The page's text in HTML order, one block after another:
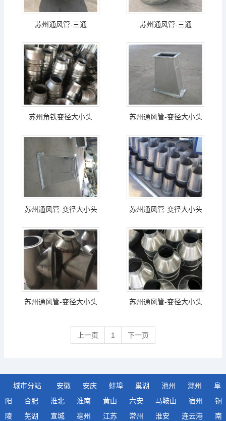
苏州通风管-三通 苏州通风管-三通
苏州角铁变径大小头 苏州通风管-变径大小头
苏州通风管-变径大小头 苏州通风管-变径大小头
苏州通风管-变径大小头 苏州通风管-变径大小头
上一页 1 下一页
城市分站 安徽 安庆 蚌埠 巢湖 池州 滁州
阜
阳
合肥 淮北 淮南 黄山 六安 马鞍山 宿州
铜
陵
芜湖 宣城 亳州 江苏 常州 淮安 连云港 南